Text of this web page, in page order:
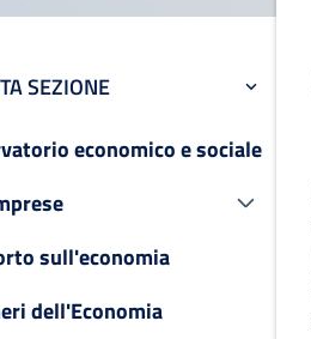
SEZIONE
economico e sociale
sull'economia
dell'Economia